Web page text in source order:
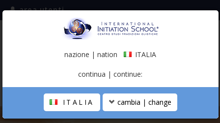
iscriviti alla mailing list
(italiano)
area utenti
LA SCUOLA
nazione | nation ITALIA
continua | continue:
ITALIA cambia | change